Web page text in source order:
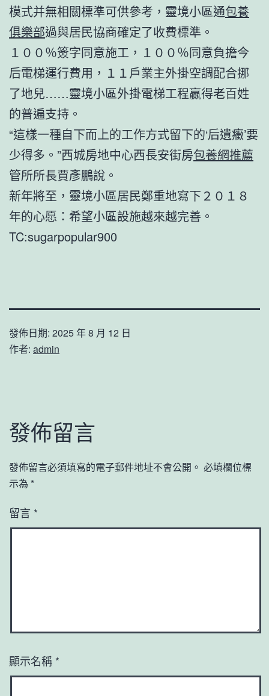
模式并無相關標準可供參考，靈境小區通包養
俱樂部過與居民協商確定了收費標準。
１００％簽字同意施工，１００％同意負擔今
后電梯運行費用，１１戶業主外掛空調配合挪
了地兒……靈境小區外掛電梯工程贏得老百姓
的普遍支持。
“這樣一種自下而上的工作方式留下的‘后遺癥’要
少得多。”西城房地中心西長安街房包養網推薦
管所所長賈彥鵬說。
新年將至，靈境小區居民鄭重地寫下２０１８
年的心愿：希望小區設施越來越完善。
TC:sugarpopular900
發佈日期: 2025 年 8 月 12 日
作者: admin
發佈留言
發佈留言必須填寫的電子郵件地址不會公開。 必填欄位標
示為 *
留言 *
顯示名稱 *